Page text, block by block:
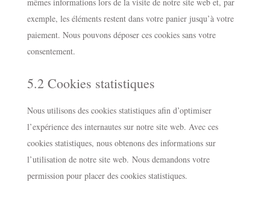
exemple, les éléments restent dans votre panier jusqu’à votre
paiement. Nous pouvons déposer ces cookies sans votre
consentement.
5.2 Cookies statistiques
Nous utilisons des cookies statistiques afin d’optimiser
l’expérience des internautes sur notre site web. Avec ces
cookies statistiques, nous obtenons des informations sur
l’utilisation de notre site web. Nous demandons votre
permission pour placer des cookies statistiques.